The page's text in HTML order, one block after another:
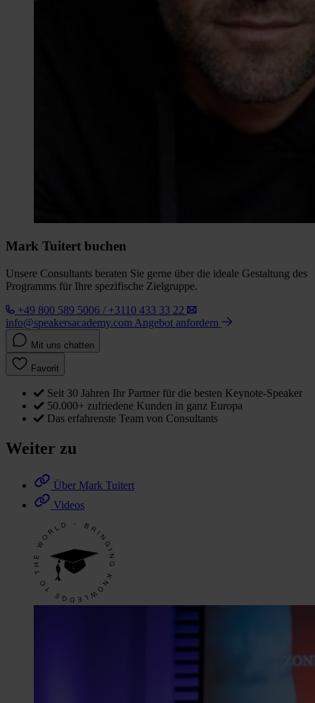
Mark Tuitert buchen
Unsere Consultants beraten Sie gerne über die ideale Gestaltung des
Programms für Ihre spezifische Zielgruppe.
+49 800 589 5006 / +3110 433 33 22
info@speakersacademy.com Angebot anfordern
Mit uns chatten
Favorit
Seit 30 Jahren Ihr Partner für die besten Keynote-Speaker
50.000+ zufriedene Kunden in ganz Europa
Das erfahrenste Team von Consultants
Weiter zu
Über Mark Tuitert
Videos